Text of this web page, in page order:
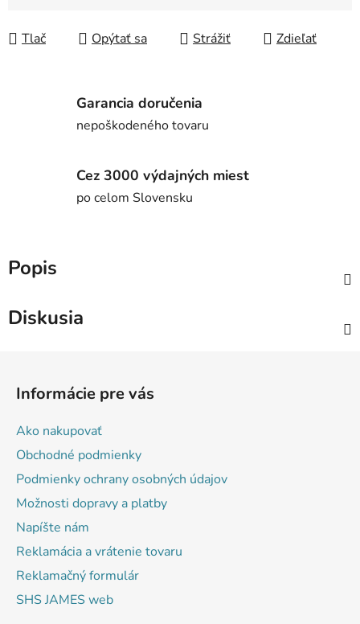
Tlač Opýtať sa Strážiť Zdieľať
Garancia doručenia
nepoškodeného tovaru
Cez 3000 výdajných miest
po celom Slovensku
Popis
Diskusia
Informácie pre vás
Ako nakupovať
Obchodné podmienky
Podmienky ochrany osobných údajov
Možnosti dopravy a platby
Napíšte nám
Reklamácia a vrátenie tovaru
Reklamačný formulár
SHS JAMES web